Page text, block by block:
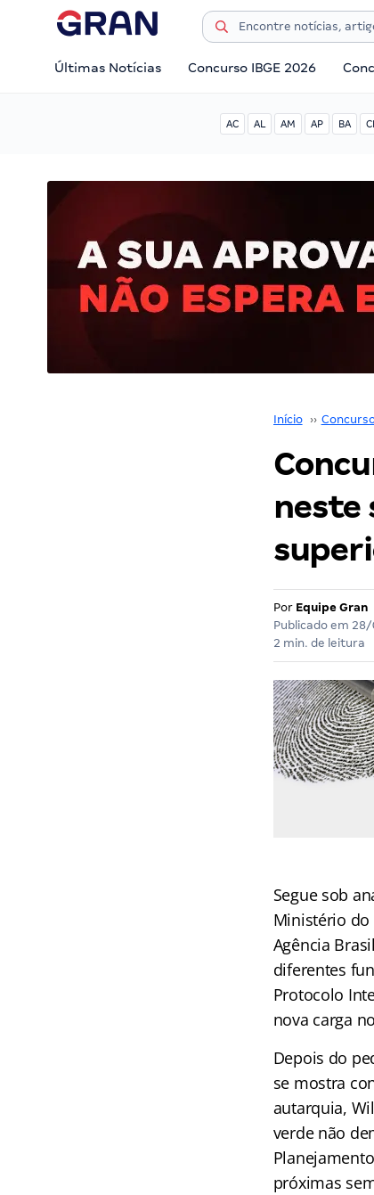
Últimas Notícias Concurso IBGE 2026
AC AL AM AP BA
Início ››
neste
Por Equipe Gran
Publicado em 28/
2 min. de leitura
Segue sob
Ministério do
Agência
diferentes
Protocolo
nova carga
Depois do
se mostra
autarquia,
verde não
próximas